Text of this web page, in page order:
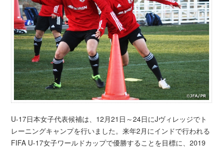
U-17日本女子代表候補は、12月21日～24日にJヴィレッジでト
レーニングキャンプを行いました。来年2月にインドで行われる
FIFA U-17女子ワールドカップで優勝することを目標に、2019